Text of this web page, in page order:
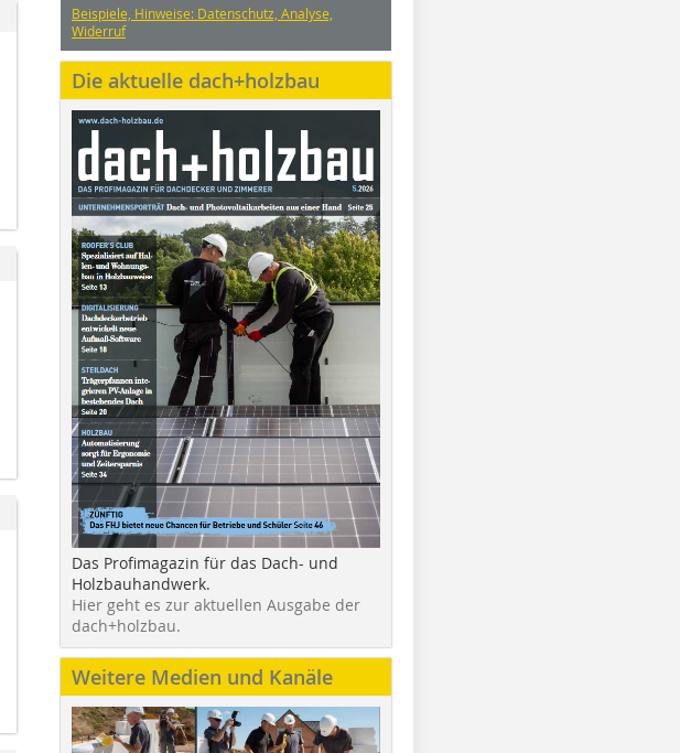
Beispiele, Hinweise: Datenschutz, Analyse,
Widerruf
Die aktuelle dach+holzbau
Das Profimagazin für das Dach- und
Holzbauhandwerk.
Hier geht es zur aktuellen Ausgabe der
dach+holzbau.
Weitere Medien und Kanäle